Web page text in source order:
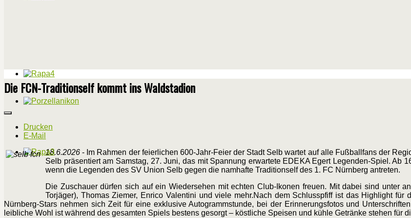
Die FCN-Traditionself kommt ins Waldstadion
Drucken
E-Mail
18.6.2026 - Im Rahmen der feierlichen 600-Jahr-Feier der Stadt Selb wartet auf alle Fußballfans der
Selb präsentiert am Samstag, 27. Juni, das mit Spannung erwartete EDEKA Egert Legenden-Spiel. ​Ab
wenn die Legenden des SV Union Selb gegen die namhafte Traditionself des 1. FC Nürnberg antreten.
​Die Zuschauer dürfen sich auf ein Wiedersehen mit echten Club-Ikonen freuen. Mit dabei sind unter
Torjäger), ​Thomas Ziemer, Enrico Valentini und viele mehr.​Nach dem Schlusspfiff ist das Highlight
Nürnberg-Stars nehmen sich Zeit für eine exklusive Autogrammstunde, bei der Erinnerungsfotos und
leibliche Wohl ist während des gesamten Spiels bestens gesorgt – köstliche Speisen und kühle Getränke stehen für